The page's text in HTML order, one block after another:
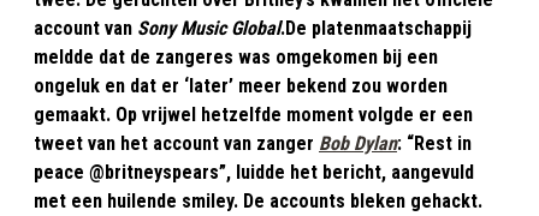
account van Sony Music Global.De platenmaatschappij
meldde dat de zangeres was omgekomen bij een
ongeluk en dat er ‘later’ meer bekend zou worden
gemaakt. Op vrijwel hetzelfde moment volgde er een
tweet van het account van zanger Bob Dylan: “Rest in
peace @britneyspears”, luidde het bericht, aangevuld
met een huilende smiley. De accounts bleken gehackt.